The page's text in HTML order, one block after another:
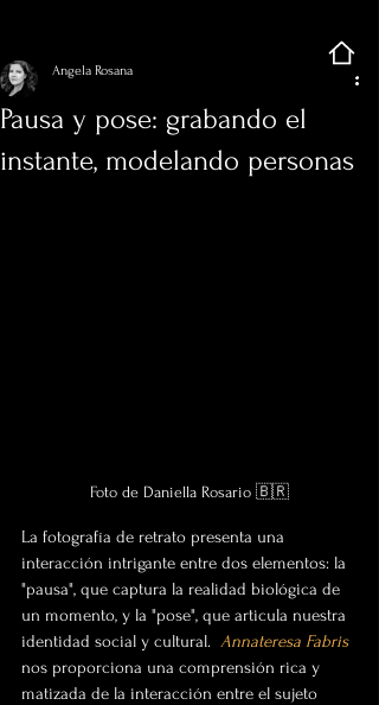
Pausa y pose: grabando el
instante, modelando personas
Angela Rosana
Foto de Daniella Rosario 🇧🇷
La fotografía de retrato presenta una
interacción intrigante entre dos elementos: la
"pausa", que captura la realidad biológica de
un momento, y la "pose", que articula nuestra
identidad social y cultural. Annateresa Fabris
nos proporciona una comprensión rica y
matizada de la interacción entre el sujeto